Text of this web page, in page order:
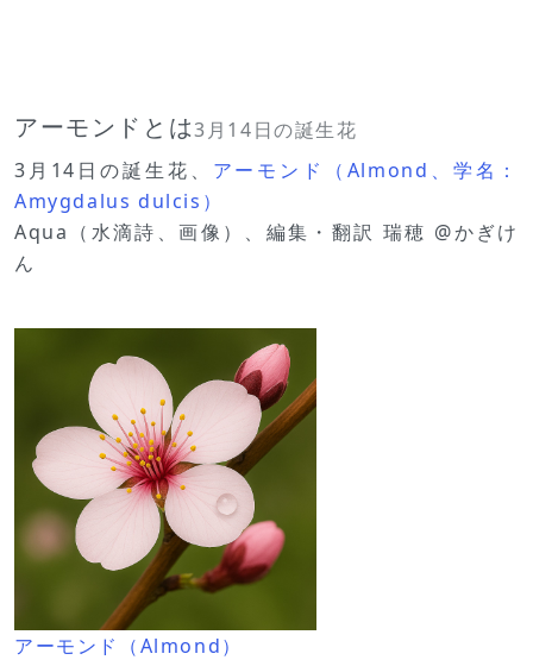
アーモンドとは3月14日の誕生花
3月14日の誕生花、 アーモンド（Almond、学名：
Amygdalus dulcis）
Aqua（水滴詩、画像）、編集・翻訳 瑞穂 @かぎけ
ん
アーモンド（Almond）